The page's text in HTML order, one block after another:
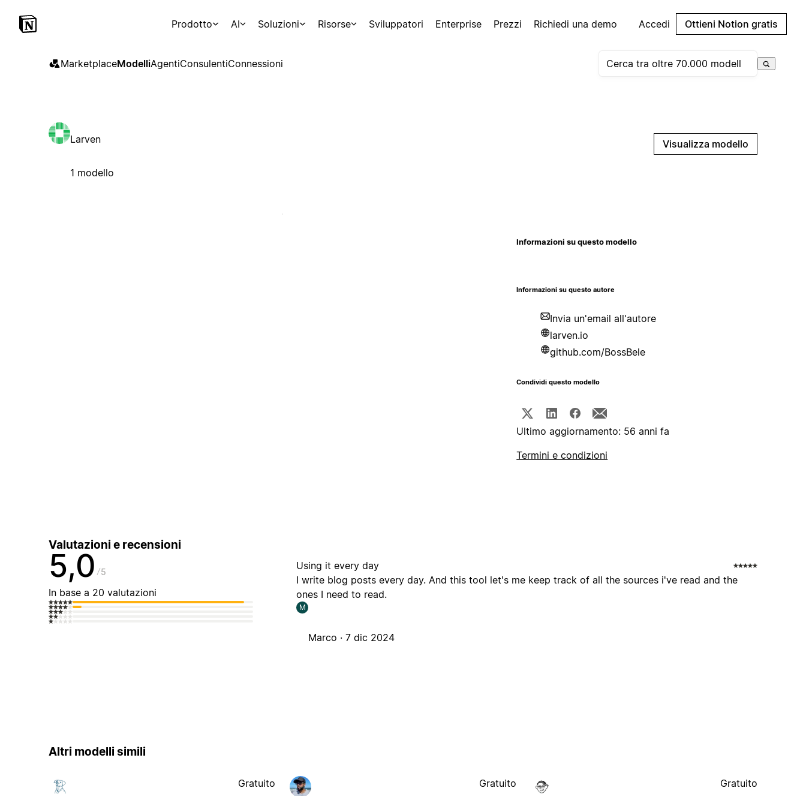
Prodotto AI Soluzioni Risorse Sviluppatori Enterprise Prezzi Richiedi una demo Accedi Ottieni Notion gratis
MarketplaceModelliAgentiConsulentiConnessioni
Larven
1 modello
Visualizza modello
Informazioni su questo modello
Informazioni su questo autore
Invia un'email all'autore
larven.io
github.com/BossBele
Condividi questo modello
Ultimo aggiornamento: 56 anni fa
Termini e condizioni
Valutazioni e recensioni
5,0 5
In base a 20 valutazioni
Using it every day
I write blog posts every day. And this tool let's me keep track of all the sources i've read and the
ones I need to read.
M
Marco ·7 dic 2024
Altri modelli simili
Gratuito Gratuito Gratuito